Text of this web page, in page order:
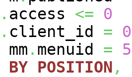
. access <=
0
. client_id =
0
mm . menuid =
BY POSITION ,